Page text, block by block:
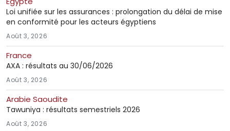
Loi unifiée sur les assurances : prolongation du délai de mise
en conformité pour les acteurs égyptiens
Août 3, 2026
France
AXA : résultats au 30/06/2026
Août 3, 2026
Arabie Saoudite
Tawuniya : résultats semestriels 2026
Août 3, 2026